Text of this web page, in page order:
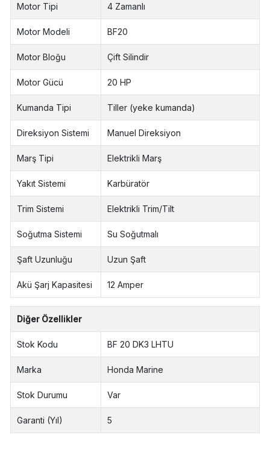
Motor Tipi 4 Zamanlı
Motor Modeli BF20
Motor Bloğu Çift Silindir
Motor Gücü 20 HP
Kumanda Tipi Tiller (yeke kumanda)
Direksiyon Sistemi Manuel Direksiyon
Marş Tipi Elektrikli Marş
Yakıt Sistemi Karbüratör
Trim Sistemi Elektrikli Trim/Tilt
Soğutma Sistemi Su Soğutmalı
Şaft Uzunluğu Uzun Şaft
Akü Şarj Kapasitesi 12 Amper
Diğer Özellikler
Stok Kodu BF 20 DK3 LHTU
Marka Honda Marine
Stok Durumu Var
Garanti (Yıl) 5